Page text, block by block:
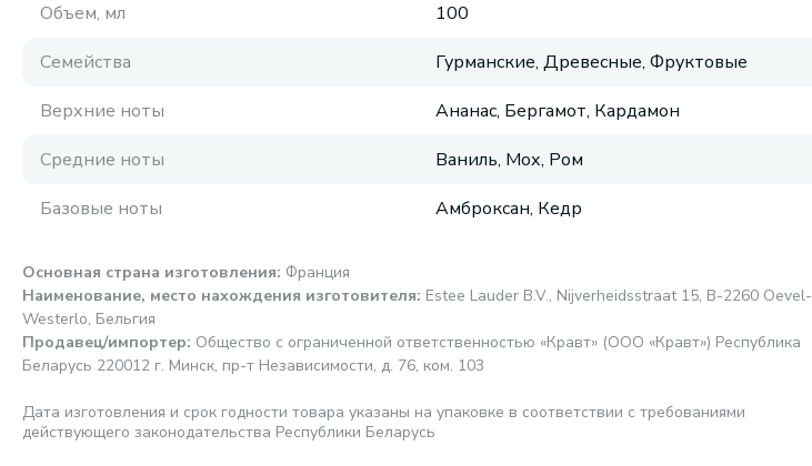
Объем, мл
100
Семейства
Гурманские, Древесные, Фруктовые
Верхние ноты
Ананас, Бергамот, Кардамон
Средние ноты
Ваниль, Мох, Ром
Базовые ноты
Амброксан, Кедр
Основная страна изготовления: Франция
Наименование, место нахождения изготовителя: Estee Lauder B.V., Nijverheidsstraat 15, B-2260 Oevel-
Westerlo, Бельгия
Продавец/импортер: Общество с ограниченной ответственностью «Кравт» (ООО «Кравт») Республика
Беларусь 220012 г. Минск, пр-т Независимости, д. 76, ком. 103
Дата изготовления и срок годности товара указаны на упаковке в соответствии с требованиями
действующего законодательства Республики Беларусь